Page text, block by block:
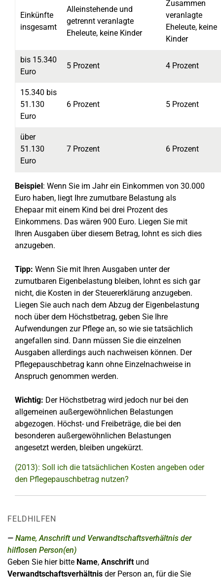
Einkünfte
insgesamt
Alleinstehende und
getrennt veranlagte
Eheleute, keine Kinder
Zusammen
veranlagte
Eheleute, keine
Kinder
bis 15.340
Euro
5 Prozent 4 Prozent
15.340 bis
51.130
Euro
6 Prozent 5 Prozent
über
51.130
Euro
7 Prozent 6 Prozent
Beispiel: Wenn Sie im Jahr ein Einkommen von 30.000
Euro haben, liegt Ihre zumutbare Belastung als
Ehepaar mit einem Kind bei drei Prozent des
Einkommens. Das wären 900 Euro. Liegen Sie mit
Ihren Ausgaben über diesem Betrag, lohnt es sich dies
anzugeben.
Tipp: Wenn Sie mit Ihren Ausgaben unter der
zumutbaren Eigenbelastung bleiben, lohnt es sich gar
nicht, die Kosten in der Steuererklärung anzugeben.
Liegen Sie auch nach dem Abzug der Eigenbelastung
noch über dem Höchstbetrag, geben Sie Ihre
Aufwendungen zur Pflege an, so wie sie tatsächlich
angefallen sind. Dann müssen Sie die einzelnen
Ausgaben allerdings auch nachweisen können. Der
Pflegepauschbetrag kann ohne Einzelnachweise in
Anspruch genommen werden.
Wichtig: Der Höchstbetrag wird jedoch nur bei den
allgemeinen außergewöhnlichen Belastungen
abgezogen. Höchst- und Freibeträge, die bei den
besonderen außergewöhnlichen Belastungen
angesetzt werden, bleiben ungekürzt.
(2013): Soll ich die tatsächlichen Kosten angeben oder
den Pflegepauschbetrag nutzen?
FELDHILFEN
Name, Anschrift und Verwandtschaftsverhältnis der
hilflosen Person(en)
Geben Sie hier bitte Name, Anschriftund
Verwandtschaftsverhältnis der Person an, für die Sie